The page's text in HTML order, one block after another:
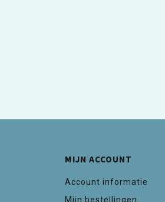
MIJN ACCOUNT
Account informatie
Mijn bestellingen